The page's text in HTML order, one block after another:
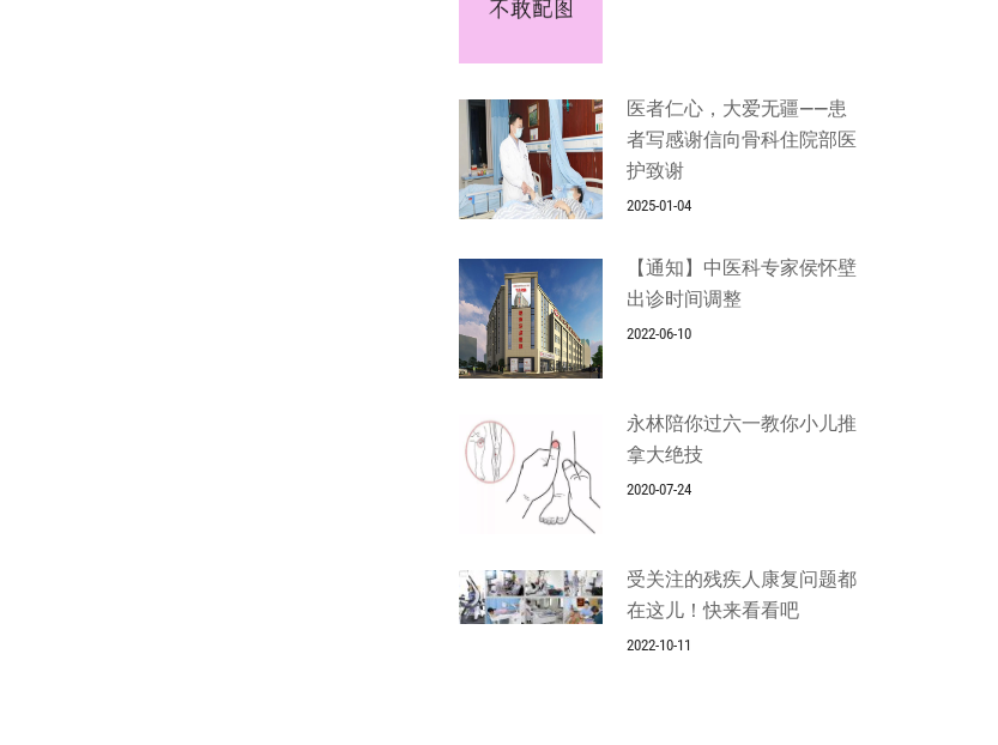
医者仁心，大爱无疆——患
者写感谢信向骨科住院部医
护致谢
2025-01-04
【通知】中医科专家侯怀壁
出诊时间调整
2022-06-10
永林陪你过六一教你小儿推
拿大绝技
2020-07-24
受关注的残疾人康复问题都
在这儿！快来看看吧
2022-10-11